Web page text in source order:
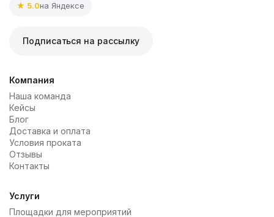
★ 5.0на Яндексе
Подписаться на рассылку
Компания
Наша команда
Кейсы
Блог
Доставка и оплата
Условия проката
Отзывы
Контакты
Услуги
Площадки для мероприятий